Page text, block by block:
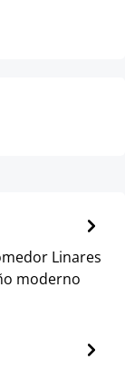
Linares
moderno